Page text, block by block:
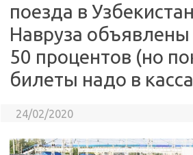
поезда в
Навруза
50 процентов (но
билеты надо в
24/02/2020